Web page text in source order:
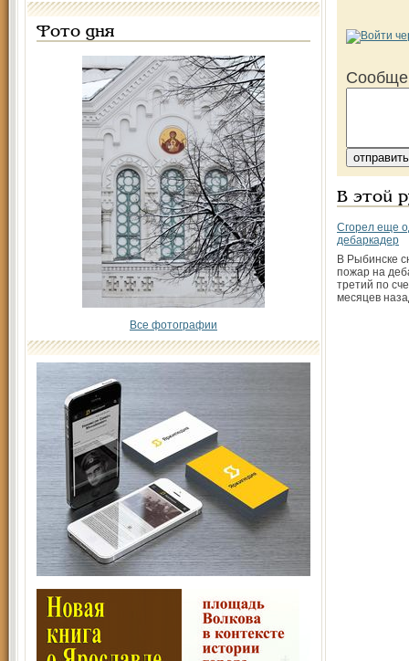
Фото дня
Все фотографии
В этой
Сгорел еще
дебаркадер
В Рыбинске
пожар на
третий по
месяцев